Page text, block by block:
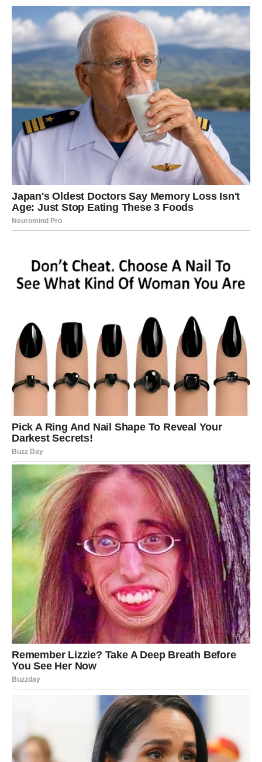
Zvijezde pokazuju da će ključ vašeg uspjeha biti
spremnost da iskoristite svaku priliku koja vam se ukaže.
Ne plašite se novih izazova i ne odgađajte odluke koje
osjećate da su ispravne. Vaša radoznalost, inteligencija i
sposobnost da brzo reagujete biće vaši najveći saveznici.
Svaki korak koji napravite tokom ovog perioda približiće
vas životu kakav želite.
Zašto ste baš vi među najvećim
sretnicima?
Zato što ste kroz prethodni period pokazali da nikada ne
prestajete učiti, razvijati se i tražiti nova rješenja. Čak i
kada su okolnosti bile teške, nastavili ste vjerovati da
Zvijezde sada nagrađuju vaš optimizam, snalažljivost i
Sve ono što ste ulagali vraća vam se kroz ljubav,
finansijski uspjeh, poslovni napredak i osjećaj da vam
život konačno pruža ono što ste dugo priželjkivali.
Završna poruka zvijezda za
Blizance
Pred vama je izuzetno poseban period u kojem će mnoge
vaše želje postati stvarnost. Finansijska situacija će se
značajno poboljšati, poslovni uspjesi donijeće vam veliko
zadovoljstvo, a ljubavni život ispuniće vas emocijama koje
će vam vratiti vjeru u srećnu budućnost.
Budite otvoreni za nove prilike, vjerujte svojim
sposobnostima i ne dozvolite da vas prošla razočaranja
zaustave. Zvijezde jasno pokazuju da upravo sada počinje
razdoblje u kojem ćete ostvarivati ono što ste dugo
priželjkivali.
Pred vama su dani puni uspjeha, lijepih vijesti, velikih
životnih promjena i osjećaja da vam život konačno daje
priliku da živite onako kako ste oduvijek željeli.